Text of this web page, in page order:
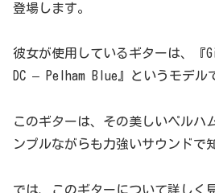
登場します。
彼女が使用しているギターは、
DC – Pelham Blue』というモデル
このギターは、その美しいペルハ
ンプルながらも力強いサウンドで
では、このギターについて詳しく